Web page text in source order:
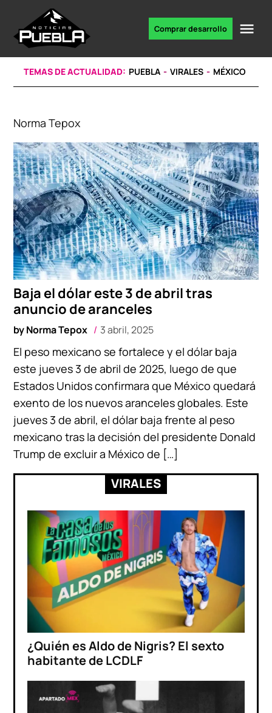
content
noticias
Comprar desarrollo
TEMAS DE ACTUALIDAD: PUEBLA VIRALES MÉXICO
Norma Tepox
Baja el dólar este 3 de abril tras
anuncio de aranceles
byNorma Tepox 3 abril, 2025
El peso mexicano se fortalece y el dólar baja
este jueves 3 de abril de 2025, luego de que
Estados Unidos confirmara que México quedará
exento de los nuevos aranceles globales. Este
jueves 3 de abril, el dólar baja frente al peso
mexicano tras la decisión del presidente Donald
Trump de excluir a México de […]
VIRALES
¿Quién es Aldo de Nigris? El sexto
habitante de LCDLF